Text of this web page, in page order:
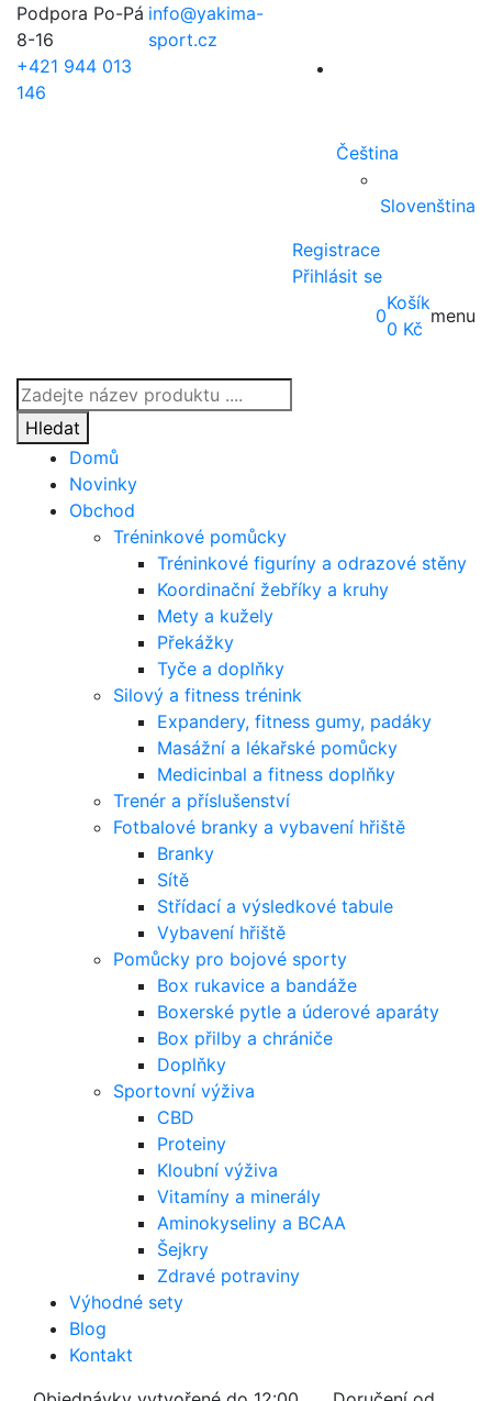
Podpora Po-Pá
8-16
+421 944 013
146
info@yakima-
sport.cz
Čeština
Slovenština
Registrace
Přihlásit se
Products
search
Hledat
0
Košík
0 Kč
menu
Domů
Novinky
Obchod
Tréninkové pomůcky
Tréninkové figuríny a odrazové stěny
Koordinační žebříky a kruhy
Mety a kužely
Překážky
Tyče a doplňky
Silový a fitness trénink
Expandery, fitness gumy, padáky
Masážní a lékařské pomůcky
Medicinbal a fitness doplňky
Trenér a příslušenství
Fotbalové branky a vybavení hřiště
Branky
Sítě
Střídací a výsledkové tabule
Vybavení hřiště
Pomůcky pro bojové sporty
Box rukavice a bandáže
Boxerské pytle a úderové aparáty
Box přilby a chrániče
Doplňky
Sportovní výživa
CBD
Proteiny
Kloubní výživa
Vitamíny a minerály
Aminokyseliny a BCAA
Šejkry
Zdravé potraviny
Výhodné sety
Blog
Kontakt